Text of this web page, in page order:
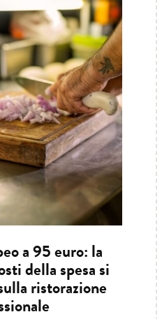
a 95 euro: la
della spesa si
ristorazione